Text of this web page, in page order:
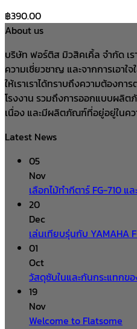
฿390.00
About us
บริษัท ฟอร์ติส มิวสิคเคิ้ล จำกัด เ
ความเชี่ยวชาญ และจากการเอา
ให้เราเราได้ทราบถึงความต้องก
โรงงาน รวมถึงการออกแบบผลิ
เนื่อง และมีผลิตภัณฑ์ที่อยู่อยู่ในค
Latest News
05
Nov
เลือกไม้ทำกีตาร์ FG-710 แ
20
Dec
เล่นเทียบรุ่นกับ YAMAHA
01
Oct
วัสดุซับในและกันกระแทกขอ
19
Nov
Welcome to Flatsome